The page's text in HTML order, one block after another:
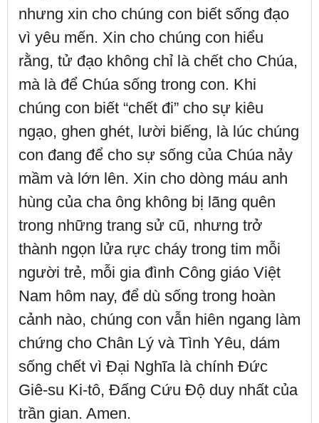
nhưng xin cho chúng con biết sống đạo
vì yêu mến. Xin cho chúng con hiểu
rằng, tử đạo không chỉ là chết cho Chúa,
mà là để Chúa sống trong con. Khi
chúng con biết “chết đi” cho sự kiêu
ngạo, ghen ghét, lười biếng, là lúc chúng
con đang để cho sự sống của Chúa nảy
mầm và lớn lên. Xin cho dòng máu anh
hùng của cha ông không bị lãng quên
trong những trang sử cũ, nhưng trở
thành ngọn lửa rực cháy trong tim mỗi
người trẻ, mỗi gia đình Công giáo Việt
Nam hôm nay, để dù sống trong hoàn
cảnh nào, chúng con vẫn hiên ngang làm
chứng cho Chân Lý và Tình Yêu, dám
sống chết vì Đại Nghĩa là chính Đức
Giê-su Ki-tô, Đấng Cứu Độ duy nhất của
trần gian. Amen.